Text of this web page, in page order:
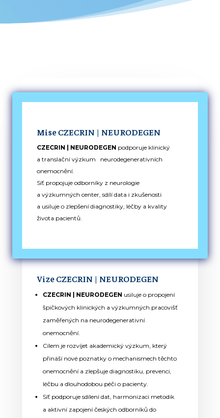
Mise CZECRIN | NEURODEGEN
CZECRIN | NEURODEGEN podporuje klinický
a translační výzkum neurodegenerativních
onemocnění.
Síť propojuje odborníky z neurologie
a výzkumných center, sdílí data i zkušenosti
a usiluje o zlepšení diagnostiky, léčby a kvality
života pacientů.
Vize CZECRIN | NEURODEGEN
CZECRIN | NEURODEGEN usiluje o propojení
špičkových klinických a výzkumných pracovišť
zaměřených na neurodegenerativní
onemocnění.
Cílem je rozvíjet akademický výzkum, který
přináší nové poznatky o mechanismech těchto
onemocnění a zlepšuje diagnostiku, prevenci,
léčbu a dlouhodobou péči o pacienty.
Síť podporuje sdílení dat, harmonizaci metodik
a aktivní zapojení českých odborníků do